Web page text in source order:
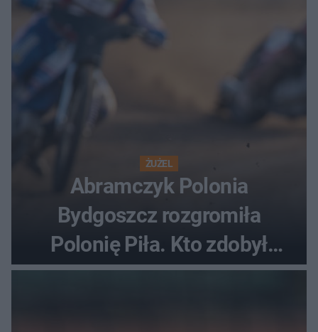
ŻUŻEL
Abramczyk Polonia
Bydgoszcz rozgromiła
Polonię Piła. Kto zdobył
najwięcej punktów?